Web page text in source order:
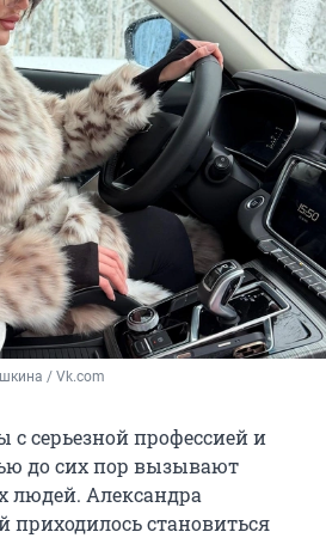
/ Vk.com
серьезной профессией и
до сих пор вызывают
людей. Александра
приходилось становиться